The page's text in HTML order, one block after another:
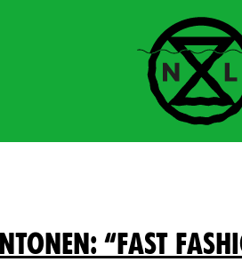
“Fast